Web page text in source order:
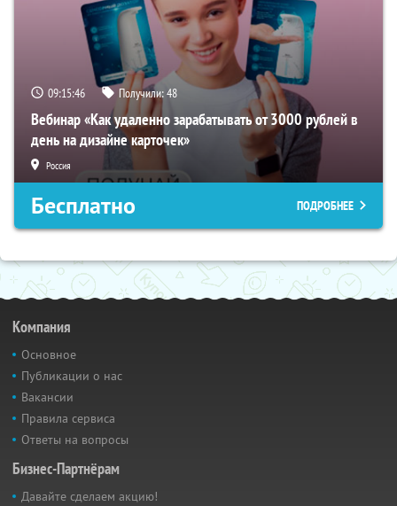
09:15:45 Получили:48
Вебинар «Как удаленно зарабатывать от 3000 рублей в
день на дизайне карточек»
Россия
Бесплатно ПОДРОБНЕЕ
Компания
Основное
Публикации о нас
Вакансии
Правила сервиса
Ответы на вопросы
Бизнес-Партнёрам
Давайте сделаем акцию!